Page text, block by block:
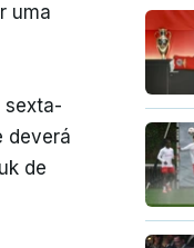
uma
sexta-
deverá
de